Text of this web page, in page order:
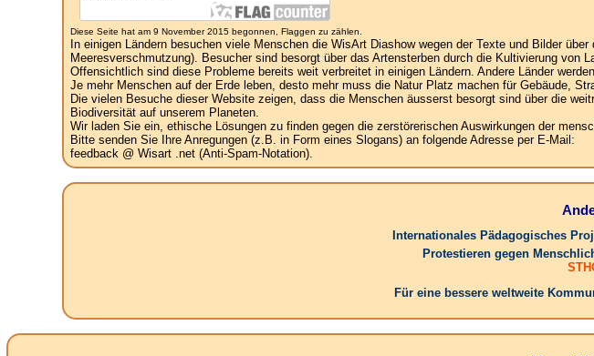
Diese Seite hat am 9 November 2015 begonnen, Flaggen zu zählen.
In einigen Ländern besuchen viele Menschen die WisArt Diashow wegen der Texte und Bilder
Meeresverschmutzung). Besucher sind besorgt über das Artensterben durch die Kultivierung von
Offensichtlich sind diese Probleme bereits weit verbreitet in einigen Ländern. Andere Länder
Je mehr Menschen auf der Erde leben, desto mehr muss die Natur Platz machen für Gebäude,
Die vielen Besuche dieser Website zeigen, dass die Menschen äusserst besorgt sind über die
Biodiversität auf unserem Planeten.
Wir laden Sie ein, ethische Lösungen zu finden gegen die zerstörerischen Auswirkungen der
Bitte senden Sie Ihre Anregungen (z.B. in Form eines Slogans) an folgende Adresse per E-Mail:
feedback @ Wisart .net (Anti-Spam-Notation).
Internationales Pädagogisches
Protestieren gegen
Für eine bessere weltweite